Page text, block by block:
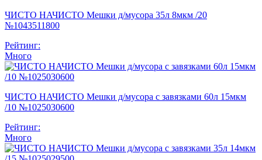
ЧИСТО НАЧИСТО Мешки д/мусора 35л 8мкм /20
№1043511800
Рейтинг:
Много
ЧИСТО НАЧИСТО Мешки д/мусора с завязками 60л 15мкм
/10 №1025030600
Рейтинг:
Много